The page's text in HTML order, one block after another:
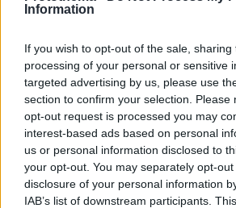
Information
If you wish to opt-out of the sale,
processing of your personal or sensitive
targeted advertising by us, please use
section to confirm your selection. Please
opt-out request is processed you may
interest-based ads based on personal
us or personal information disclosed to
your opt-out. You may separately opt-
disclosure of your personal information
IAB’s list of downstream participants.
ανθρώπους ρίχνοντας το ΙΧ του σε
Το ταξίδι που θεωρείται το
πριν 16 λεπτά
Φωτιά στο Αριοχώρι Καλαμάτας,
αεροσκάφη
πριν 25 λεπτά
ΗΠΑ: Εθισμένοι θεατές webcam
trafficking εμπνευσμένο από τον
πριν 27 λεπτά